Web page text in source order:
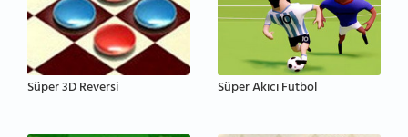
Süper 3D Reversi Süper Akıcı Futbol